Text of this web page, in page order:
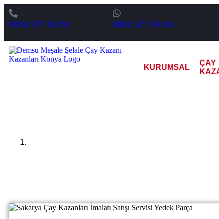
0850 377 58 50 0850 377 58 50
KURUMSAL
ÇAY